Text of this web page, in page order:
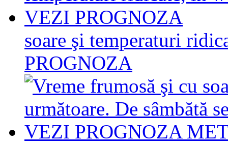
soare şi temperaturi
PROGNOZA